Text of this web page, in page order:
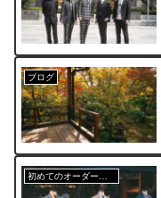
ブログ